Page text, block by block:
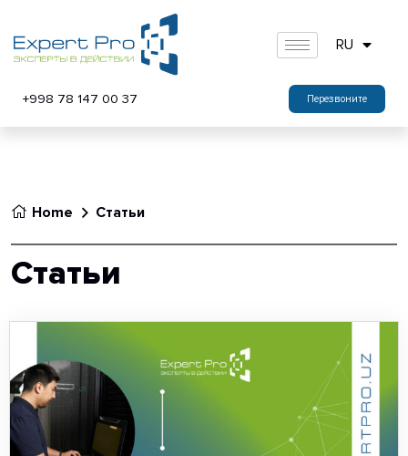
RU
+998 78 147 00 37 Перезвоните
Home Статьи
Статьи